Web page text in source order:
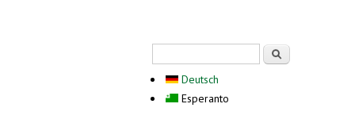
Deutsch
Esperanto